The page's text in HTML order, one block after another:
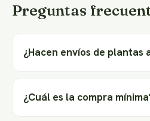
Preguntas
¿Hacen envíos de plantas
¿Cuál es la compra